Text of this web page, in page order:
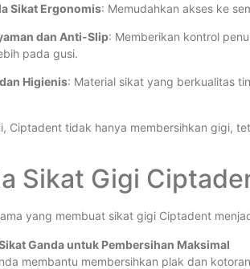
Sikat Ergonomis: Memudahkan akses ke
dan Anti-Slip: Memberikan kontrol
pada gusi.
Higienis: Material sikat yang berkualitas
Ciptadent tidak hanya membersihkan gigi,
Sikat Gigi
yang membuat sikat gigi Ciptadent
Ganda untuk Pembersihan Maksimal
membantu membersihkan plak dan